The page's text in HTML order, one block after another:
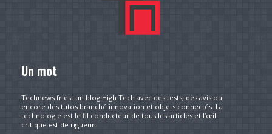
Un mot
Technews.fr est un blog High Tech avec des tests, des avis ou
encore des tutos branché innovation et objets connectés. La
technologie est le fil conducteur de tous les articles et l’œil
critique est de rigueur.